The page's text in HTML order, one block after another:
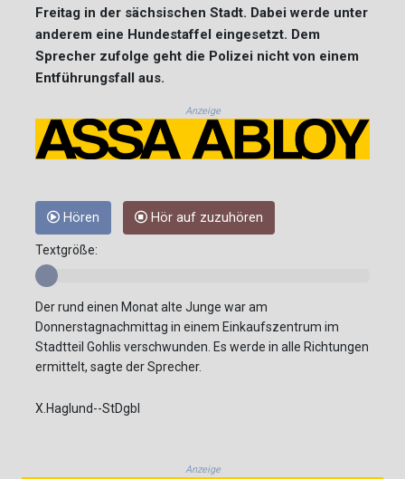
Freitag in der sächsischen Stadt. Dabei werde unter
anderem eine Hundestaffel eingesetzt. Dem
Sprecher zufolge geht die Polizei nicht von einem
Entführungsfall aus.
Anzeige
Hören Hör auf zuzuhören
Textgröße:
Der rund einen Monat alte Junge war am
Donnerstagnachmittag in einem Einkaufszentrum im
Stadtteil Gohlis verschwunden. Es werde in alle Richtungen
ermittelt, sagte der Sprecher.
X.Haglund--StDgbl
Anzeige